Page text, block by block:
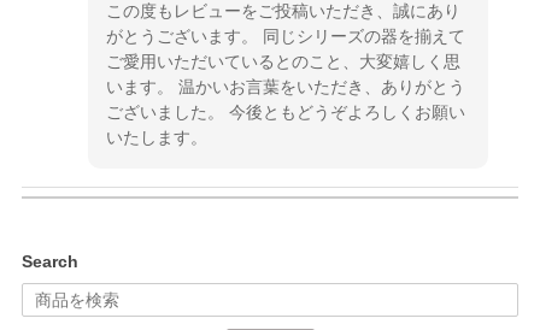
この度もレビューをご投稿いただき、誠にあり
がとうございます。 同じシリーズの器を揃えて
ご愛用いただいているとのこと、大変嬉しく思
います。 温かいお言葉をいただき、ありがとう
ございました。 今後ともどうぞよろしくお願い
いたします。
Search